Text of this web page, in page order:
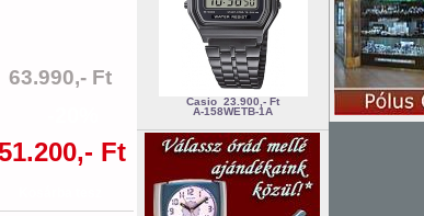
63.990,- Ft
Ft
Casio 23.900,- Ft
A-158WETB-1A